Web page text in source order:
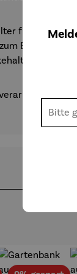
für Sie zu
Beispiel im